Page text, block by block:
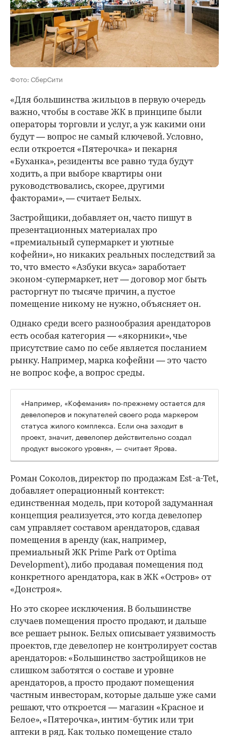
Фото: СберСити
«Для большинства жильцов в первую очередь
важно, чтобы в составе ЖК в принципе были
операторы торговли и услуг, а уж какими они
будут — вопрос не самый ключевой. Условно,
если откроется «Пятерочка» и пекарня
«Буханка», резиденты все равно туда будут
ходить, а при выборе квартиры они
руководствовались, скорее, другими
факторами», — считает Белых.
Застройщики, добавляет он, часто пишут в
презентационных материалах про
«премиальный супермаркет и уютные
кофейни», но никаких реальных последствий за
то, что вместо «Азбуки вкуса» заработает
эконом-супермаркет, нет — договор мог быть
расторгнут по тысяче причин, а пустое
помещение никому не нужно, объясняет он.
Однако среди всего разнообразия арендаторов
есть особая категория — «якорники», чье
присутствие само по себе является посланием
рынку. Например, марка кофейни — это часто
не вопрос кофе, а вопрос среды.
«Например, «Кофемания» по-прежнему остается для
девелоперов и покупателей своего рода маркером
статуса жилого комплекса. Если она заходит в
проект, значит, девелопер действительно создал
продукт высокого уровня», — считает Ярова.
Роман Соколов, директор по продажам Est-a-Tet,
добавляет операционный контекст:
единственная модель, при которой задуманная
концепция реализуется, это когда девелопер
сам управляет составом арендаторов, сдавая
помещения в аренду (как, например,
премиальный ЖК Prime Park от Optima
Development), либо продавая помещения под
конкретного арендатора, как в ЖК «Остров» от
«Донстроя».
Но это скорее исключения. В большинстве
случаев помещения просто продают, и дальше
все решает рынок. Белых описывает уязвимость
проектов, где девелопер не контролирует состав
арендаторов: «Большинство застройщиков не
слишком заботятся о составе и уровне
арендаторов, а просто продают помещения
частным инвесторам, которые дальше уже сами
решают, что откроется — магазин «Красное и
Белое», «Пятерочка», интим-бутик или три
аптеки в ряд. Как только помещение стало